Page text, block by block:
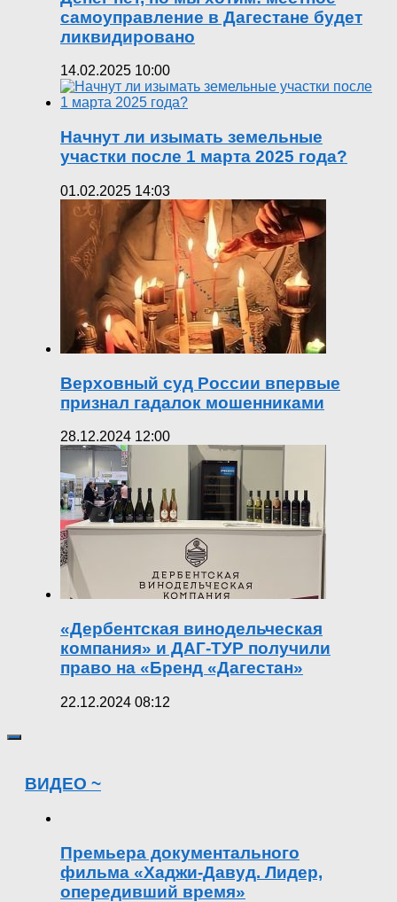
самоуправление в Дагестане будет
ликвидировано
14.02.2025 10:00
Начнут ли изымать земельные
участки после 1 марта 2025 года?
01.02.2025 14:03
Верховный суд России впервые
признал гадалок мошенниками
28.12.2024 12:00
«Дербентская винодельческая
компания» и ДАГ-ТУР получили
право на «Бренд «Дагестан»
22.12.2024 08:12
ВИДЕО ~
Премьера документального
фильма «Хаджи-Давуд. Лидер,
опередивший время»